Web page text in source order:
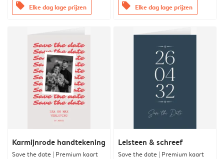
offers Elke dag lage prijzen offers Elke dag lage prijzen
Karmijnrode handtekening
Save the date | Premium kaart
Leisteen & schreef
Save the date | Premium kaart